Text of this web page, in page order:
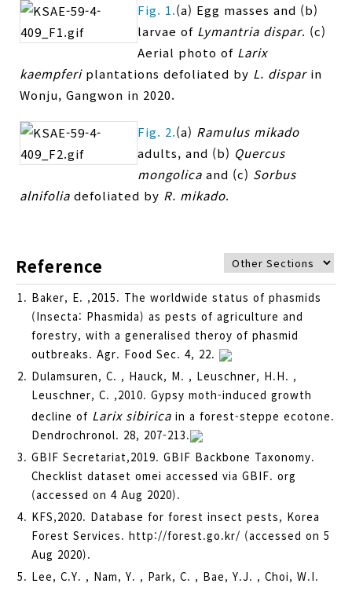
Fig. 1.(a) Egg masses and (b)
larvae of Lymantria dispar. (c)
Aerial photo of Larix
kaempferiplantations defoliated by L. disparin
Wonju, Gangwon in 2020.
Fig. 2.(a) Ramulus mikado
adults, and (b) Quercus
mongolica and (c) Sorbus
alnifolia defoliated by R. mikado.
Reference
Baker, E. ,2015. The worldwide status of phasmids
(Insecta: Phasmida) as pests of agriculture and
forestry, with a generalised theroy of phasmid
outbreaks. Agr. Food Sec. 4, 22.
Dulamsuren, C. , Hauck, M. , Leuschner, H.H. ,
Leuschner, C. ,2010. Gypsy moth-induced growth
decline of Larix sibirica in a forest-steppe ecotone.
Dendrochronol. 28, 207-213.
GBIF Secretariat,2019. GBIF Backbone Taxonomy.
Checklist dataset omei accessed via GBIF. org
(accessed on 4 Aug 2020).
KFS,2020. Database for forest insect pests, Korea
Forest Services. http://forest.go.kr/ (accessed on 5
Aug 2020).
Lee, C.Y. , Nam, Y. , Park, C. , Bae, Y.J. , Choi, W.I.